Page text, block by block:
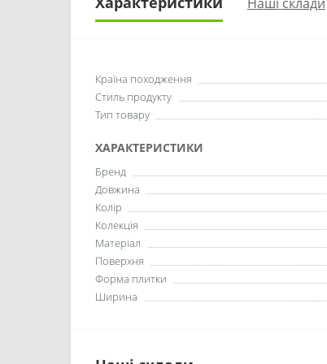
Країна походження
Стиль продукту
Тип товару
ХАРАКТЕРИСТИКИ
Бренд
Довжина
Колір
Колекція
Матеріал
Поверхня
Форма плитки
Ширина